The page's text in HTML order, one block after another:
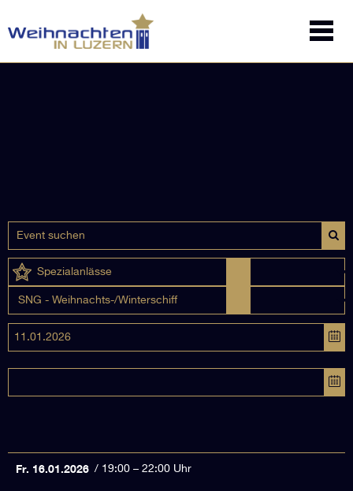
Spezialanlässe
SNG - Weihnachts-/Winterschiff
Fr. 16.01.2026 19:00 – 22:00 Uhr